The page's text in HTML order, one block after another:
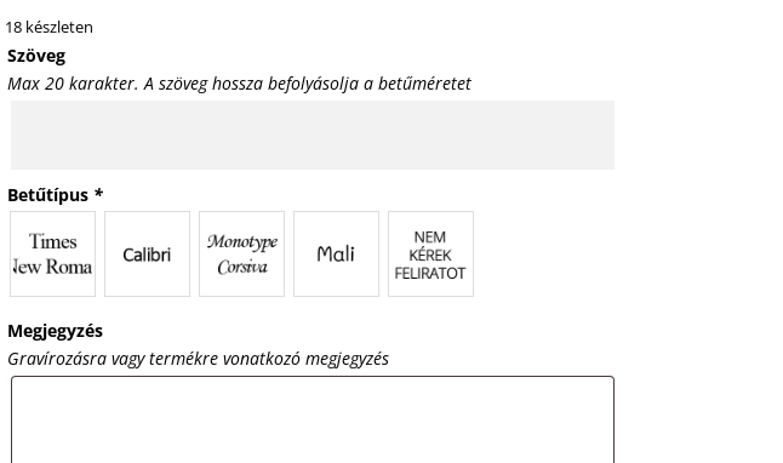
18 készleten
Szöveg
Max 20 karakter. A szöveg hossza befolyásolja a betűméretet
Betűtípus *
Megjegyzés
Gravírozásra vagy termékre vonatkozó megjegyzés